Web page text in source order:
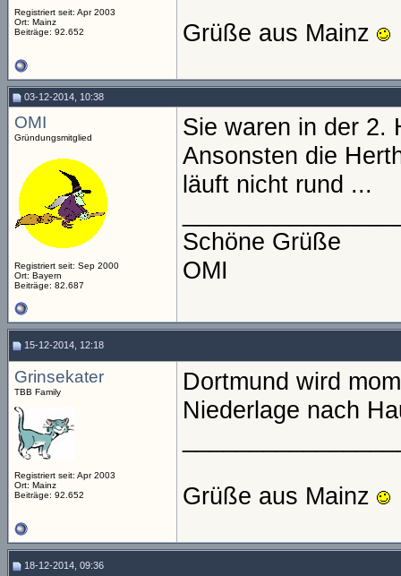
Registriert seit: Apr 2003
Ort: Mainz
Beiträge: 92.652
Grüße aus Mainz
03-12-2014, 10:38
OMI
Gründungsmitglied
Registriert seit: Sep 2000
Ort: Bayern
Beiträge: 82.687
Sie waren in der 2.
Ansonsten die
läuft nicht rund ...
Schöne Grüße
OMI
15-12-2014, 12:18
Grinsekater
TBB Family
Registriert seit: Apr 2003
Ort: Mainz
Beiträge: 92.652
Dortmund wird
Niederlage nach
Grüße aus Mainz
18-12-2014, 09:36